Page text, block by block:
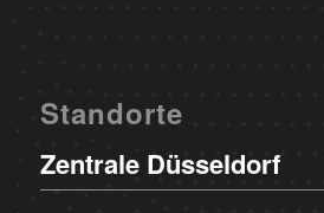
Standorte
Zentrale Düsseldorf